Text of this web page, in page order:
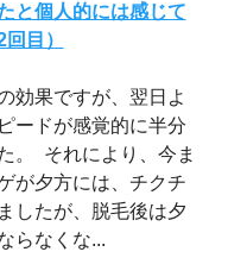
と個人的には感じて
目）
効果ですが、翌日よ
ードが感覚的に半分
。 それにより、今ま
が夕方には、チクチ
したが、脱毛後は夕
らなくな...